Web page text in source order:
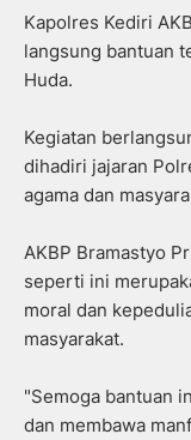
Kapolres Kediri
langsung bantuan
Huda.
Kegiatan
dihadiri jajaran
agama dan
AKBP Bramastyo
seperti ini
moral dan
masyarakat.
"Semoga bantuan
dan membawa